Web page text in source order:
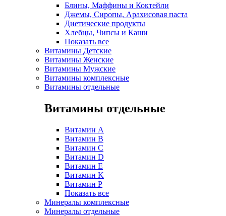
Блины, Маффины и Коктейли
Джемы, Сиропы, Арахисовая паста
Диетические продукты
Хлебцы, Чипсы и Каши
Показать все
Витамины Детские
Витамины Женские
Витамины Мужские
Витамины комплексные
Витамины отдельные
Витамины отдельные
Витамин A
Витамин B
Витамин C
Витамин D
Витамин E
Витамин K
Витамин P
Показать все
Минералы комплексные
Минералы отдельные